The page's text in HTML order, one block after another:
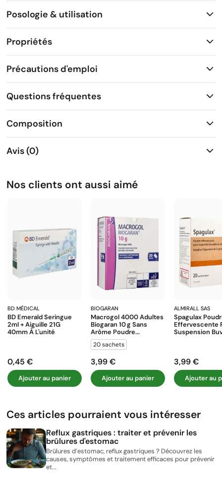
Posologie & utilisation
Propriétés
Précautions d'emploi
Questions fréquentes
Composition
Avis (0)
Nos clients ont aussi aimé
BD MÉDICAL
BD Emerald Seringue
2ml + Aiguille 21G
40mm À L'unité
Prix
0,45 €
Ajouter au panier
BIOGARAN
Macrogol 4000 Adultes
Biogaran 10 G Sans
Arôme Poudre...
20 sachets
Prix
3,99 €
Ajouter au panier
ALMIRALL SAS
Spagulax
Effervescente
Suspension
Prix
3,99 €
Ajouter au
Ces articles pourraient vous intéresser
Reflux gastriques : traiter et prévenir les
brûlures d'estomac
Brûlures d’estomac, reflux gastriques ? Découvrez les
causes, symptômes et traitement efficaces pour prévenir
et...